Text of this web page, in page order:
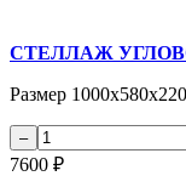
СТЕЛЛАЖ
Размер
7600 ₽